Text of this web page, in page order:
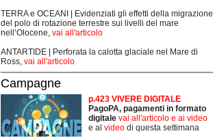
TERRA e OCEANI | Evidenziati gli effetti della migrazione
del polo di rotazione terrestre sui livelli del mare
nell’Olocene, vai all'articolo
ANTARTIDE | Perforata la calotta glaciale nel Mare di
Ross, vai all'articolo
Campagne
p.423 VIVERE DIGITALE
PagoPA, pagamenti in formato
digitale vai all'articolo e ai video
e al video di questa settimana